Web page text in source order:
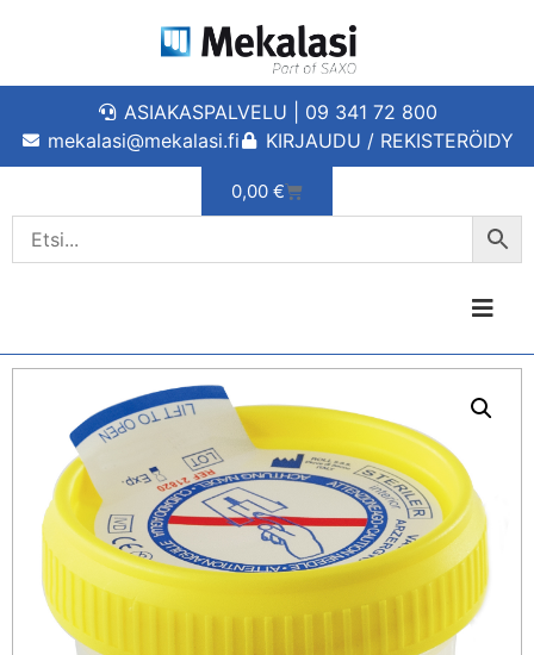
ASIAKASPALVELU | 09 341 72 800
mekalasi@mekalasi.fi
KIRJAUDU / REKISTERÖIDY
0,00 €